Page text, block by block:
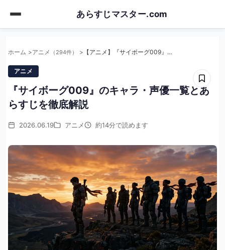
content
あらすじマスター.com
ホーム アニメ （294件） 【アニメ】『サイボーグ009』のキャラ・声優一覧とあらすじを徹底解説
アニメ
『サイボーグ009』のキャラ・声優一覧とあ
らすじを徹底解説
2026.06.19 アニメ 約14分で読めます